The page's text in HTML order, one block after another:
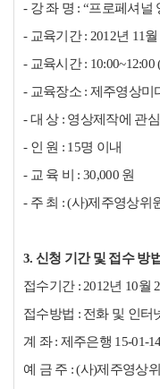
- 강 좌 명 : “프로페셔널
- 교육기간 : 2012년 11
- 교육시간 :
- 교육장소 : 제주영상미
- 대 상 : 영상제작에 관
- 인 원 : 15명 이내
- 교 육 비 : 30,000 원
- 주 최 : (사)제주영상위
3. 신청 기간 및 접수 방법
접수기간 : 2012년 10월
접수방법 : 전화 및 인터
계 좌 : 제주은행 15-01-
예 금 주 : (사)제주영상